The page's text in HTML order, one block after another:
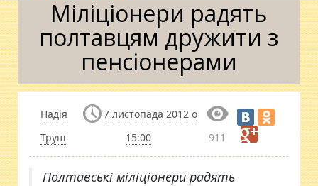
Міліціонери радять
полтавцям дружити з
пенсіонерами
Надія
Труш
7 листопада 2012 о
15:00
911
Полтавські міліціонери радять